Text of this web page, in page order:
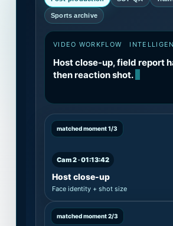
Sports archive
VIDEO WORKFLOW
Host close-up, field report
then reaction shot.
matched moment 1/3
Cam 2 · 01:13:42
Host close-up
Face identity + shot size
matched moment 2/3